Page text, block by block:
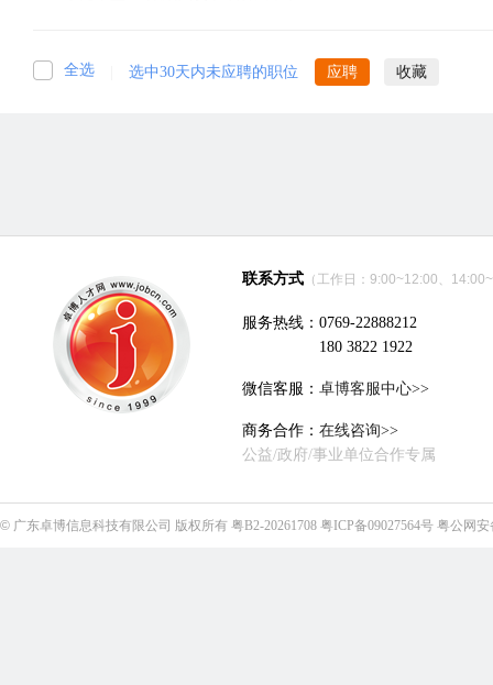
全选 选中30天内未应聘的职位 应聘 收藏
联系方式 （工作日：9:00~12:00、
服务热线：0769-22888212
180 3822 1922
微信客服： 卓博客服中心>>
商务合作： 在线咨询>>
公益/政府/事业单位合作专属
© 广东卓博信息科技有限公司 版权所有 粤B2-20261708 粤ICP备09027564号 粤公网安